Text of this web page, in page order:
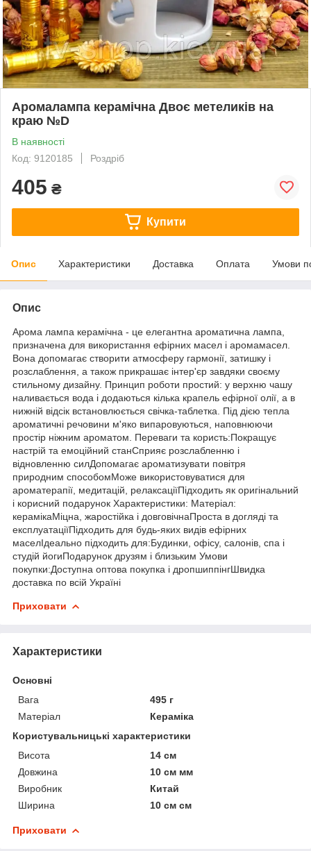
Аромалампа керамічна Двоє метеликів на
краю №D
В наявності
Код: 9120185
Роздріб
405 ₴
Купити
Опис Характеристики Доставка Оплата Умови
Опис
Арома лампа керамічна - це елегантна ароматична лампа,
призначена для використання ефірних масел і аромамасел.
Вона допомагає створити атмосферу гармонії, затишку і
розслаблення, а також прикрашає інтер'єр завдяки своєму
стильному дизайну. Принцип роботи простий: у верхню чашу
наливається вода і додаються кілька крапель ефірної олії, а в
нижній відсік встановлюється свічка-таблетка. Під дією тепла
ароматичні речовини м'яко випаровуються, наповнюючи
простір ніжним ароматом. Переваги та користь:Покращує
настрій та емоційний станСприяє розслабленню і
відновленню силДопомагає ароматизувати повітря
природним способомМоже використовуватися для
ароматерапії, медитацій, релаксаціїПідходить як оригінальний
і корисний подарунок Характеристики: Матеріал:
керамікаМіцна, жаростійка і довговічнаПроста в догляді та
експлуатаціїПідходить для будь-яких видів ефірних
маселІдеально підходить для:Будинки, офісу, салонів, спа і
студій йогиПодарунок друзям і близьким Умови
покупки:Доступна оптова покупка і дропшиппінгШвидка
доставка по всій Україні
Приховати
Характеристики
Основні
Вага
495 г
Матеріал
Кераміка
Користувальницькі характеристики
Висота
14 см
Довжина
10 см мм
Виробник
Китай
Ширина
10 см см
Приховати